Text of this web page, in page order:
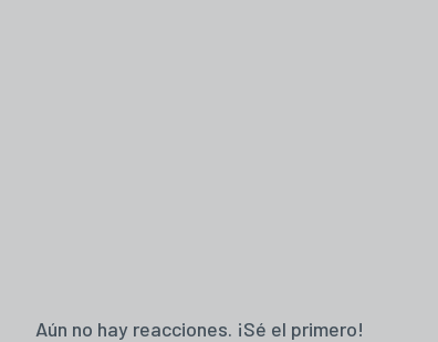
Aún no hay reacciones. ¡Sé el primero!